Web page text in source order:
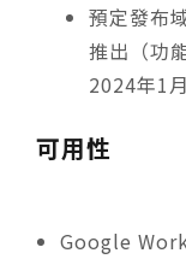
預定發布
推出（功
2024年1
可用性
Google